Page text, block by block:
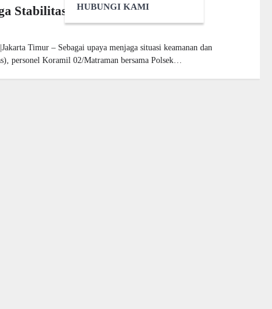
HUBUNGI KAMI
Stabilitas Keamanan Wilayah
Timur – Sebagai upaya menjaga situasi keamanan dan
personel Koramil 02/Matraman bersama Polsek…